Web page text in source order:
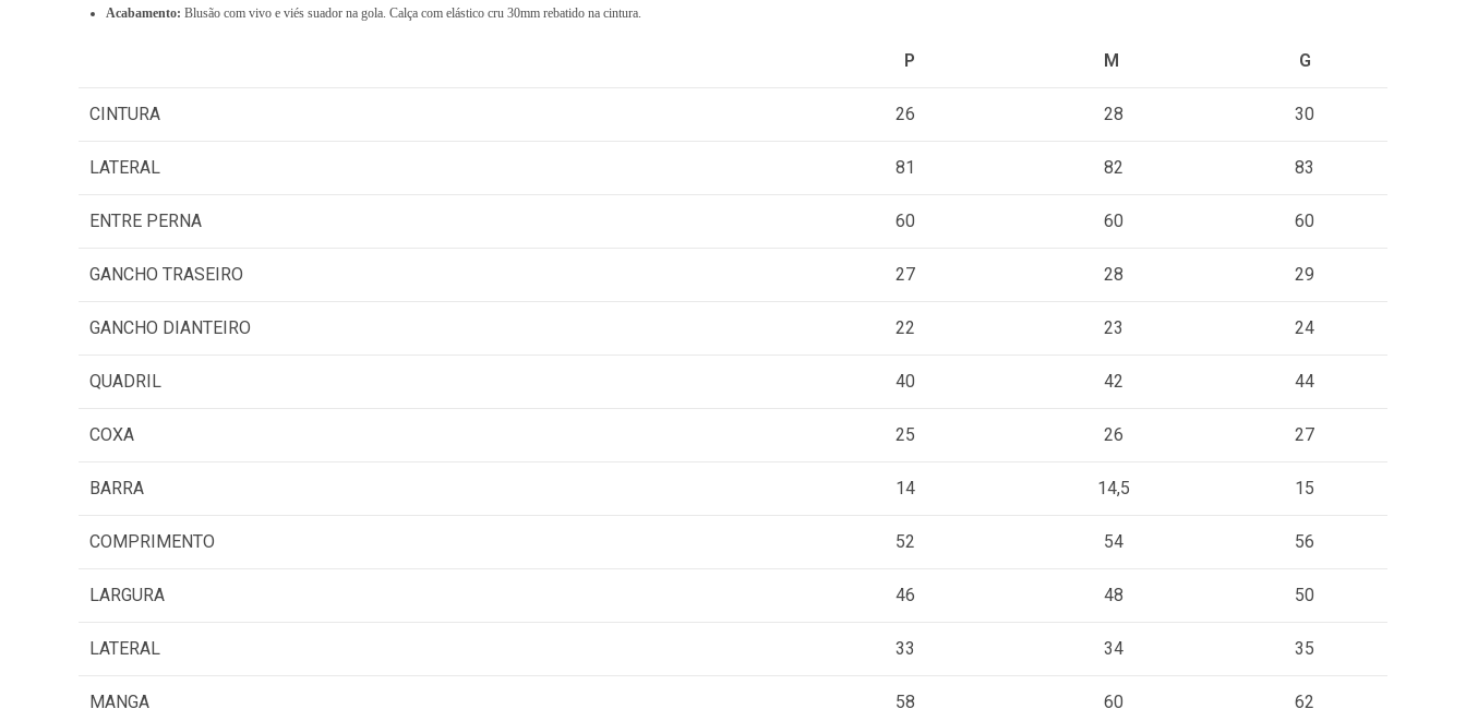
0
Acabamento: Blusão com vivo e viés suador na gola. Calça com elástico cru 30mm rebatido na cintura.
P M G
CINTURA 26 28 30
LATERAL 81 82 83
ENTRE PERNA 60 60 60
GANCHO TRASEIRO 27 28 29
GANCHO DIANTEIRO 22 23 24
QUADRIL 40 42 44
COXA 25 26 27
BARRA 14 14,5 15
COMPRIMENTO 52 54 56
LARGURA 46 48 50
LATERAL 33 34 35
MANGA 58 60 62